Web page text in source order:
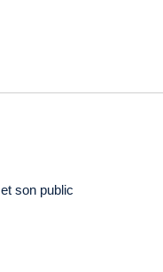
et son public